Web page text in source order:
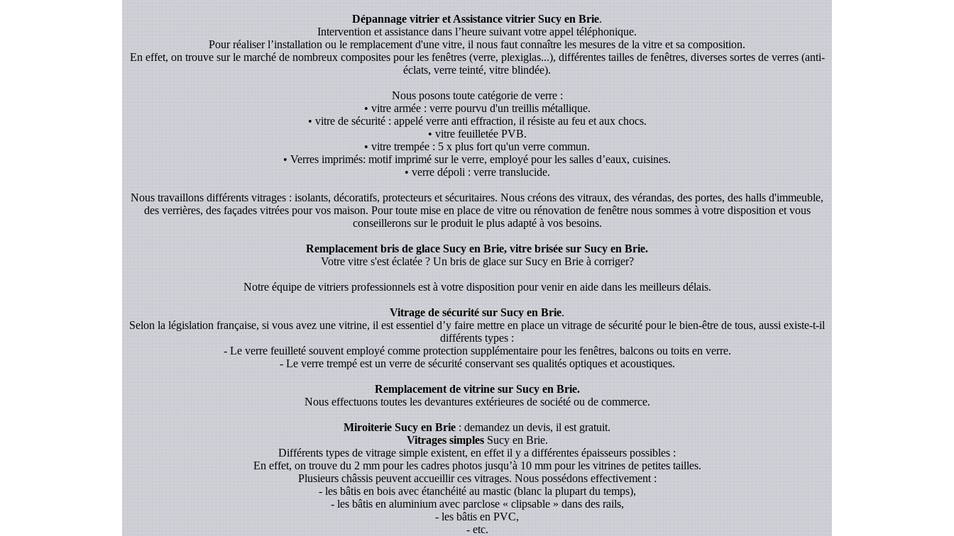
Dépannage vitrier et Assistance vitrier Sucy en Brie.
Intervention et assistance dans l’heure suivant votre appel téléphonique.
Pour réaliser l’installation ou le remplacement d'une vitre, il nous faut connaître les mesures de la vitre et sa composition.
En effet, on trouve sur le marché de nombreux composites pour les fenêtres (verre, plexiglas...), différentes tailles de fenêtres, diverses sortes de verres (anti-
éclats, verre teinté, vitre blindée).
Nous posons toute catégorie de verre :
• vitre armée : verre pourvu d'un treillis métallique.
• vitre de sécurité : appelé verre anti effraction, il résiste au feu et aux chocs.
• vitre feuilletée PVB.
• vitre trempée : 5 x plus fort qu'un verre commun.
• Verres imprimés: motif imprimé sur le verre, employé pour les salles d’eaux, cuisines.
• verre dépoli : verre translucide.
Nous travaillons différents vitrages : isolants, décoratifs, protecteurs et sécuritaires. Nous créons des vitraux, des vérandas, des portes, des halls d'immeuble,
des verrières, des façades vitrées pour vos maison. Pour toute mise en place de vitre ou rénovation de fenêtre nous sommes à votre disposition et vous
conseillerons sur le produit le plus adapté à vos besoins.
Remplacement bris de glace Sucy en Brie, vitre brisée sur Sucy en Brie.
Votre vitre s'est éclatée ? Un bris de glace sur Sucy en Brie à corriger?
Notre équipe de vitriers professionnels est à votre disposition pour venir en aide dans les meilleurs délais.
Vitrage de sécurité sur Sucy en Brie.
Selon la législation française, si vous avez une vitrine, il est essentiel d’y faire mettre en place un vitrage de sécurité pour le bien-être de tous, aussi existe-t-il
différents types :
- Le verre feuilleté souvent employé comme protection supplémentaire pour les fenêtres, balcons ou toits en verre.
- Le verre trempé est un verre de sécurité conservant ses qualités optiques et acoustiques.
Remplacement de vitrine sur Sucy en Brie.
Nous effectuons toutes les devantures extérieures de société ou de commerce.
Miroiterie Sucy en Brie: demandez un devis, il est gratuit.
Vitrages simplesSucy en Brie.
Différents types de vitrage simple existent, en effet il y a différentes épaisseurs possibles :
En effet, on trouve du 2 mm pour les cadres photos jusqu’à 10 mm pour les vitrines de petites tailles.
Plusieurs châssis peuvent accueillir ces vitrages. Nous possédons effectivement :
- les bâtis en bois avec étanchéité au mastic (blanc la plupart du temps),
- les bâtis en aluminium avec parclose « clipsable » dans des rails,
- les bâtis en PVC,
- etc.